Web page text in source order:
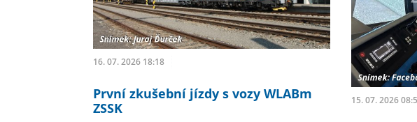
16. 07. 2026 18:18
První zkušební jízdy s vozy WLABm
ZSSK
15. 07. 2026